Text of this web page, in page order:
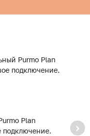
Plan
подключение.